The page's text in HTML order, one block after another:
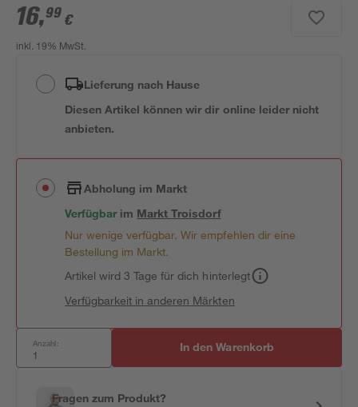
16,99 €
inkl. 19% MwSt.
Lieferung nach Hause
Diesen Artikel können wir dir online leider nicht
anbieten.
Abholung im Markt
Verfügbar im MarktTroisdorf
Nur wenige verfügbar. Wir empfehlen dir eine
Bestellung im Markt.
Artikel wird 3 Tage für dich hinterlegt
Verfügbarkeit in anderen Märkten
Anzahl: In den Warenkorb
Fragen zum Produkt?